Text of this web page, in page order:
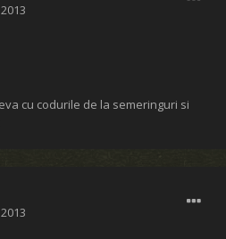
cu codurile de la semeringuri si